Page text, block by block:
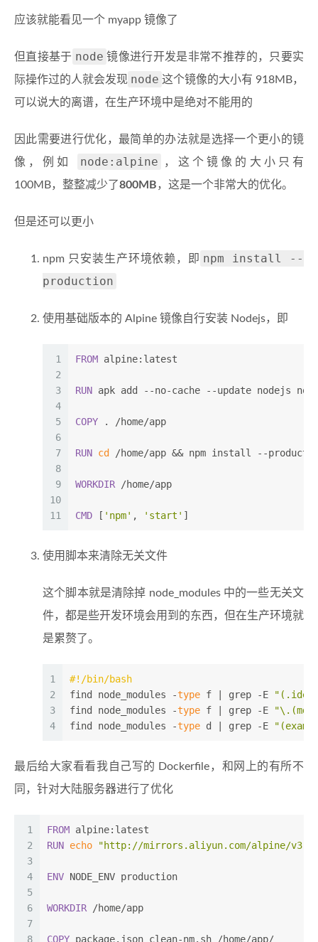
应该就能看见一个 myapp 镜像了
但直接基于 node 镜像进行开发是非常不推荐的，只要实
际操作过的人就会发现 node 这个镜像的大小有 918MB，
可以说大的离谱，在生产环境中是绝对不能用的
因此需要进行优化，最简单的办法就是选择一个更小的镜
像，例如
node:alpine
，这个镜像的大小只有
100MB，整整减少了800MB，这是一个非常大的优化。
但是还可以更小
npm 只安装生产环境依赖，即 npm install --
production
使用基础版本的 Alpine 镜像自行安装 Nodejs，即
1
2
3
4
5
6
7
8
9
10
11
FROM alpine:latest
RUN apk add --no-cache --update nodejs
COPY . /home/app
RUN cd /home/app && npm install --
WORKDIR /home/app
CMD [ 'npm' , 'start' ]
使用脚本来清除无关文件
这个脚本就是清除掉 node_modules 中的一些无关文
件，都是些开发环境会用到的东西，但在生产环境就
是累赘了。
1
2
3
4
#!/bin/bash
find node_modules -type f | grep -E
find node_modules -type f | grep -E
find node_modules -type d | grep -E
最后给大家看看我自己写的 Dockerfile，和网上的有所不
同，针对大陆服务器进行了优化
1
2
3
4
5
6
7
8
FROM alpine:latest
RUN echo "http://mirrors.aliyun.com/alpine/
ENV NODE_ENV production
WORKDIR /home/app
COPY package.json clean-nm.sh /home/app/